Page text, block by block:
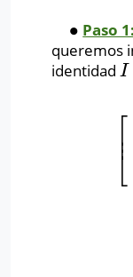
∙
∙ Paso 1:
queremos
identidad I
I
⎡
⎣
⎢⎢[